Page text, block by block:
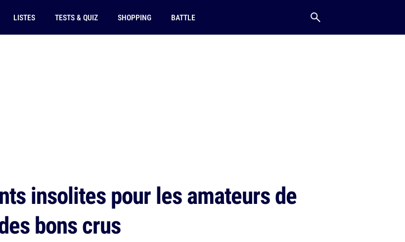
LISTES TESTS & QUIZ SHOPPING BATTLE
insolites pour les amateurs de
bons crus